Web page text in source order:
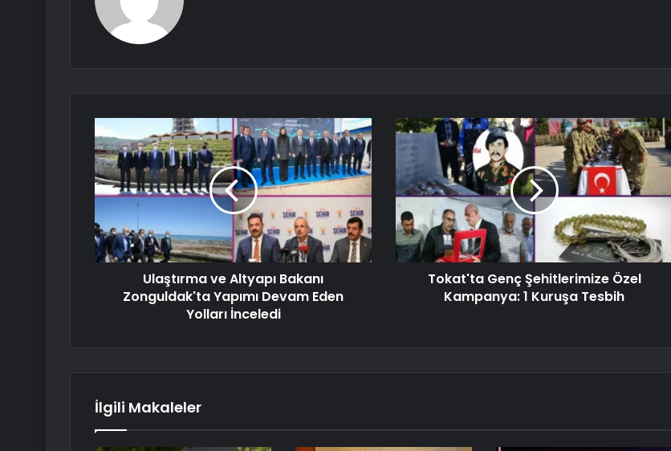
Ulaştırma ve Altyapı Bakanı
Zonguldak'ta Yapımı Devam Eden
Yolları İnceledi
Tokat'ta Genç Şehitlerimize Özel
Kampanya: 1 Kuruşa Tesbih
İlgili Makaleler